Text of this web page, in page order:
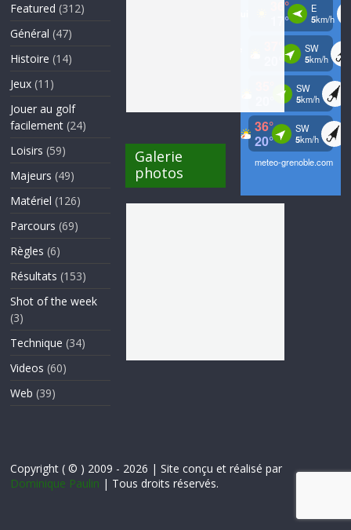
Featured (312)
Général (47)
Histoire (14)
Jeux (11)
Jouer au golf
facilement (24)
Loisirs (59)
Majeurs (49)
Matériel (126)
Parcours (69)
Règles (6)
Résultats (153)
Shot of the week
(3)
Technique (34)
Videos (60)
Web (39)
Galerie
photos
Copyright ( © ) 2009 - 2026 | Site conçu et réalisé par
Dominique Paulin | Tous droits réservés.